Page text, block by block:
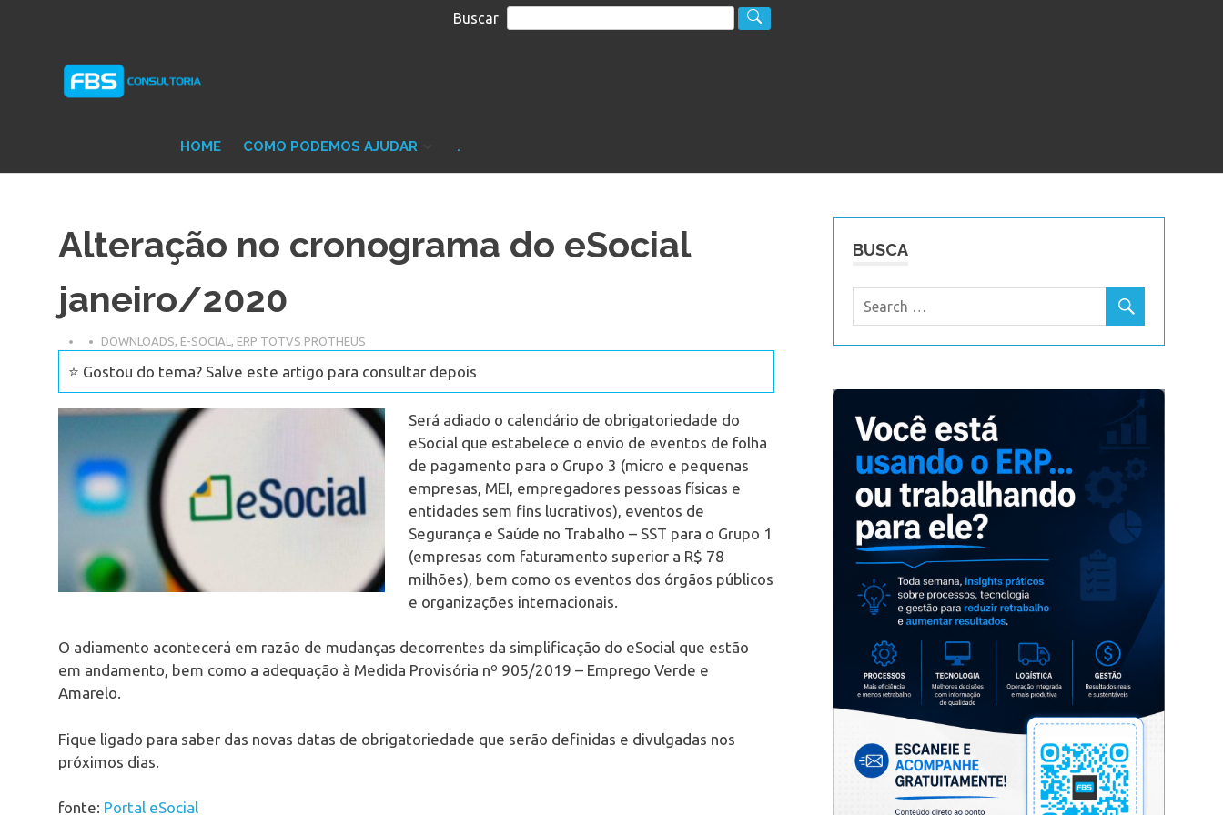
Buscar
Protheus
TOTVS
HOME COMO PODEMOS AJUDAR .
Alteração no cronograma do eSocial
janeiro/2020
DOWNLOADS E-SOCIAL ERP TOTVS PROTHEUS
⭐ Gostou do tema? Salve este artigo para consultar depois
Será adiado o calendário de obrigatoriedade do
eSocial que estabelece o envio de eventos de folha
de pagamento para o Grupo 3 (micro e pequenas
empresas, MEI, empregadores pessoas físicas e
entidades sem fins lucrativos), eventos de
Segurança e Saúde no Trabalho – SST para o Grupo 1
(empresas com faturamento superior a R$ 78
milhões), bem como os eventos dos órgãos públicos
e organizações internacionais.
O adiamento acontecerá em razão de mudanças decorrentes da simplificação do eSocial que estão
em andamento, bem como a adequação à Medida Provisória nº 905/2019 – Emprego Verde e
Amarelo.
Fique ligado para saber das novas datas de obrigatoriedade que serão definidas e divulgadas nos
próximos dias.
fonte: Portal eSocial
BUSCA